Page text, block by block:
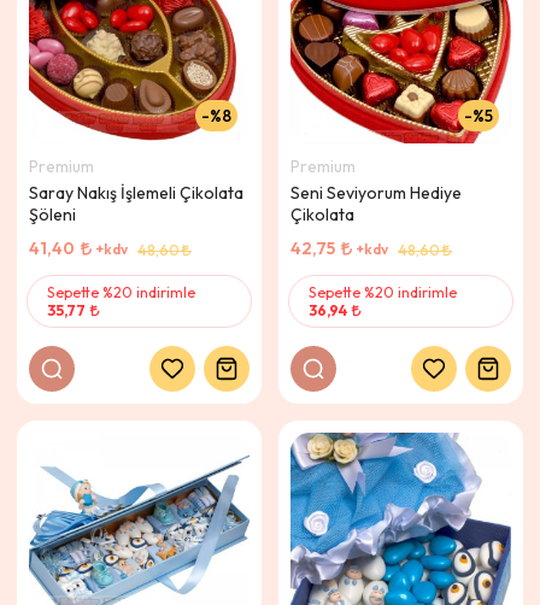
Premium
Saray Nakış İşlemeli Çikolata
Şöleni
41,40
+kdv 48,60
%8
Sepette %20 indirimle
35,77
Premium
Seni Seviyorum Hediye
Çikolata
42,75
+kdv 48,60
%5
Sepette %20 indirimle
36,94